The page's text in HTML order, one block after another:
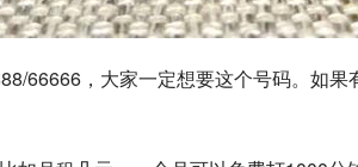
66666，大家一定想要这个号码。如